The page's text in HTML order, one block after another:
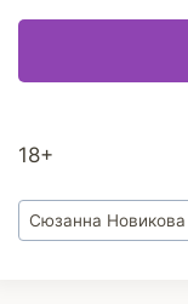
18+
Метки
записи:
Сюзанна Новикова